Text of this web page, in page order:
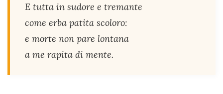
E tutta in sudore e tremante
come erba patita scoloro:
e morte non pare lontana
a me rapita di mente.